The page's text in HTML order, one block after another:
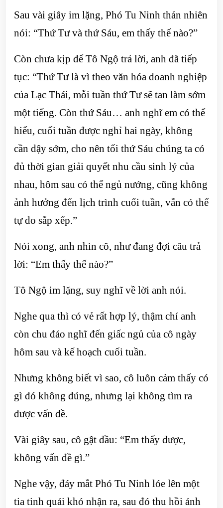
Sau vài giây im lặng, Phó Tu Ninh thản nhiên
nói: “Thứ Tư và thứ Sáu, em thấy thế nào?”
Còn chưa kịp để Tô Ngộ trả lời, anh đã tiếp
tục: “Thứ Tư là vì theo văn hóa doanh nghiệp
của Lạc Thái, mỗi tuần thứ Tư sẽ tan làm sớm
một tiếng. Còn thứ Sáu… anh nghĩ em có thể
hiểu, cuối tuần được nghỉ hai ngày, không
cần dậy sớm, cho nên tối thứ Sáu chúng ta có
đủ thời gian giải quyết nhu cầu sinh lý của
nhau, hôm sau có thể ngủ nướng, cũng không
ảnh hưởng đến lịch trình cuối tuần, vẫn có thể
tự do sắp xếp.”
Nói xong, anh nhìn cô, như đang đợi câu trả
lời: “Em thấy thế nào?”
Tô Ngộ im lặng, suy nghĩ về lời anh nói.
Nghe qua thì có vẻ rất hợp lý, thậm chí anh
còn chu đáo nghĩ đến giấc ngủ của cô ngày
hôm sau và kế hoạch cuối tuần.
Nhưng không biết vì sao, cô luôn cảm thấy có
gì đó không đúng, nhưng lại không tìm ra
được vấn đề.
Vài giây sau, cô gật đầu: “Em thấy được,
không vấn đề gì.”
Nghe vậy, đáy mắt Phó Tu Ninh lóe lên một
tia tinh quái khó nhận ra, sau đó thu hồi ánh